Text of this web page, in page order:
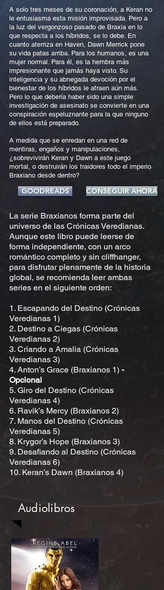
A solo tres meses de su coronación, a Keran no
le entusiasma esta misión improvisada. Pero a
la luz del vergonzoso pasado de Braxia en lo
que respecta a los híbridos, se lo debe. En
cuanto aterriza en Haven, Dawn Merrick pone
su vida patas arriba. Para los humanos, es una
mujer normal. Para él, es la hembra más
impresionante que jamás haya visto. Su
inteligencia y su abnegada devoción por el
bienestar de los híbridos le atraen aún más.
Pero lo que debería haber sido una simple
investigación de asesinato se convierte en una
conspiración espeluznante para la que ninguno
de ellos está preparado.
A medida que se enredan en una red de
mentiras, engaños y manipulaciones,
¿sobrevivirán Keran y Dawn a este juego
mortal, o destruirán los traidores todo el imperio
Braxiano desde dentro?
GOODREADS CONSEGUIR AHORA
La serie Braxianos forma parte del
universo de las Crónicas Veredianas.
Aunque este libro puede leerse de
forma independiente, con un arco
romántico completo y sin cliffhanger,
para disfrutar plenamente de la historia
global, se recomienda leer ambas
series en el siguiente orden:
1. Escapando del Destino (Crónicas
Veredianas 1)
2. Destino a Ciegas (Crónicas
Veredianas 2)
3. Criando a Amalia (Crónicas
Veredianas 3)
4. Anton’s Grace (Braxianos 1) -
Opcional
5. Giro del Destino (Crónicas
Veredianas 4)
6. Ravik’s Mercy (Braxianos 2)
7. Manos del Destino (Crónicas
Veredianas 5)
8. Krygor’s Hope (Braxianos 3)
9. Desafiando al Destino (Crónicas
Veredianas 6)
10. Keran’s Dawn (Braxianos 4)
Audiolibros